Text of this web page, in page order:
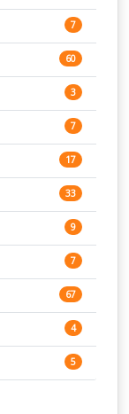
345
15
16
15
15
14
14
14
15
219
11
134
7
60
3
7
17
33
9
7
67
4
5